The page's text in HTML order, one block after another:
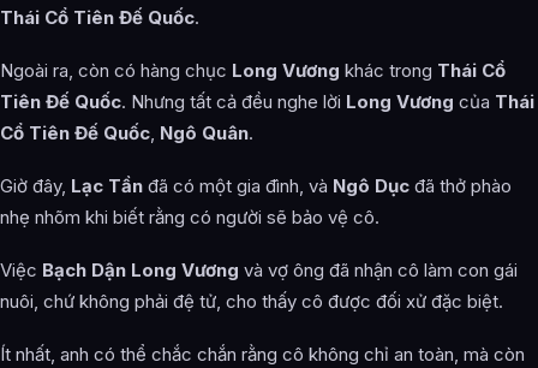
Thái Cổ Tiên Đế Quốc.
Ngoài ra, còn có hàng chục Long Vương khác trong Thái Cổ
Tiên Đế Quốc. Nhưng tất cả đều nghe lời Long Vương của Thái
Cổ Tiên Đế Quốc, Ngô Quân.
Giờ đây, Lạc Tần đã có một gia đình, và Ngô Dục đã thở phào
nhẹ nhõm khi biết rằng có người sẽ bảo vệ cô.
Việc Bạch Dận Long Vương và vợ ông đã nhận cô làm con gái
nuôi, chứ không phải đệ tử, cho thấy cô được đối xử đặc biệt.
Ít nhất, anh có thể chắc chắn rằng cô không chỉ an toàn, mà còn